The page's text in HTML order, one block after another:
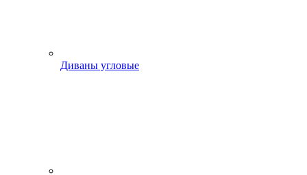
Диваны угловые